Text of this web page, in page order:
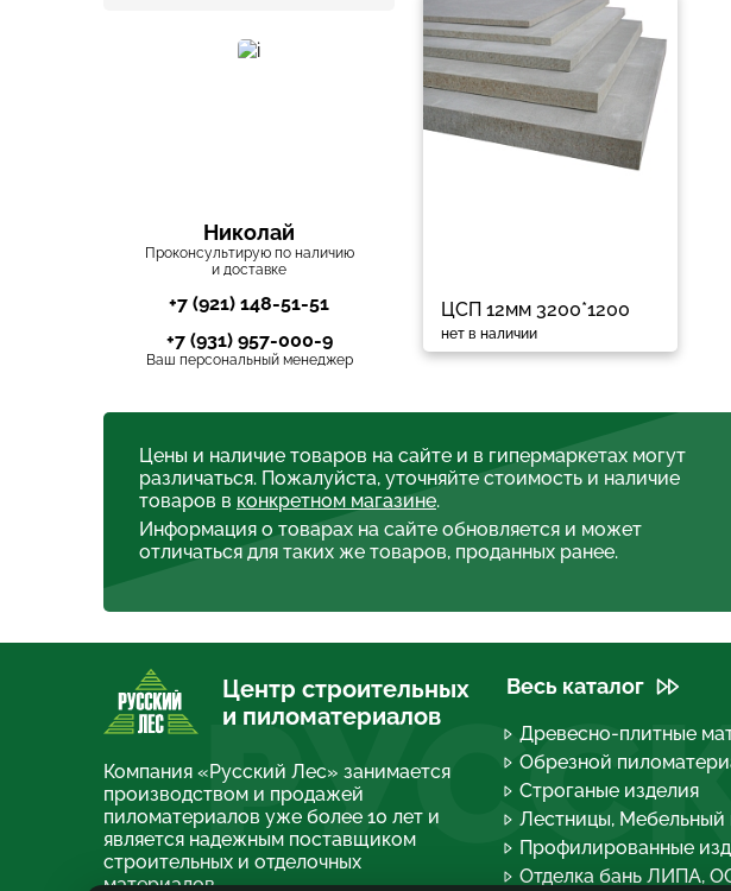
Николай
Проконсультирую по наличию
и доставке
+7 (921) 148-51-51
+7 (931) 957-000-9
Ваш персональный менеджер
ЦСП 12мм 3200*1200
нет в наличии
Цены и наличие товаров на сайте и в гипермаркетах могут
различаться. Пожалуйста, уточняйте стоимость и наличие
товаров в конкретном магазине.
Информация о товарах на сайте обновляется и может
отличаться для таких же товаров, проданных ранее.
Центр строительных
и пиломатериалов
Компания «Русский Лес» занимается
производством и продажей
пиломатериалов уже более 10 лет и
является надежным поставщиком
строительных и отделочных
материалов.
Весь каталог
Древесно-плитные
Обрезной
Строганые изделия
Лестницы,
Профилированные
Отделка бань ЛИПА,